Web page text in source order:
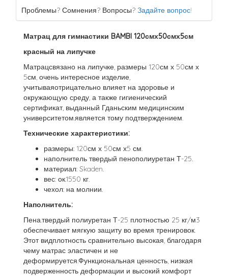
Проблемы? Сомнения? Вопросы? Задайте вопрос!
Матрац для гимнастики BAMBI 120смх50смх5см
красный на липучке
Матрацсвязано на липучке, размеры 120см х 50см х
5см, очень интересное изделие,
учитываяотрицательно влияет на здоровье и
окружающую среду, а также гигиенический
сертификат, выданный Гданьским медицинским
университетом.является тому подтверждением.
Технические характеристики:
размеры: 120см х 50см х5 см.
наполнитель твердый пенополиуретан Т-25.
материал: Skaden.
вес: ок.1550 кг.
чехол: на молнии.
Наполнитель:
Пена.твердый полиуретан Т-25 плотностью 25 кг/м3
обеспечивает мягкую защиту во время тренировок.
Этот видплотность сравнительно высокая, благодаря
чему матрас эластичен и не
деформируется.Функциональная ценность, низкая
подверженность деформации и высокий комфорт